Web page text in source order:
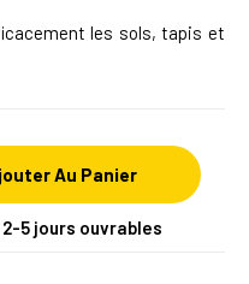
les sols, tapis et
Au Panier
5 jours ouvrables